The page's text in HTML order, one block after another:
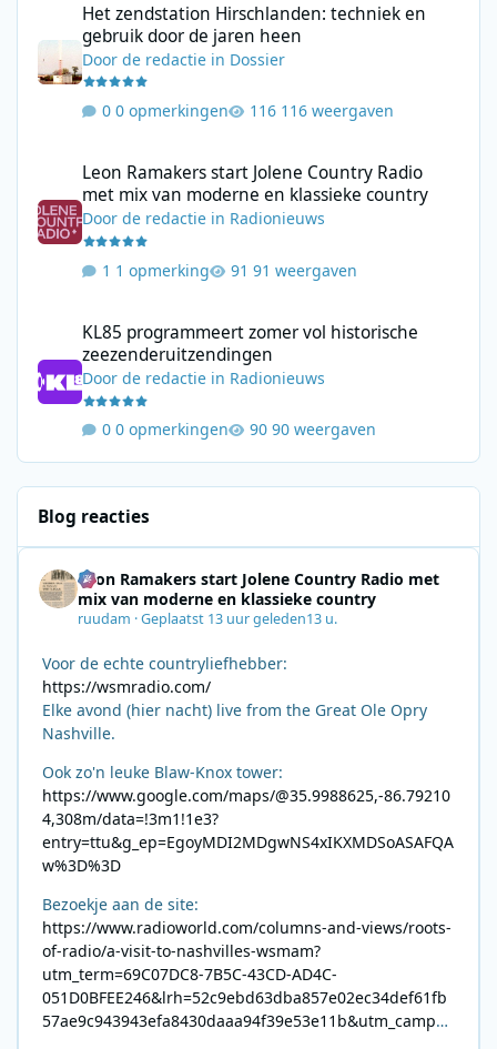
Het zendstation Hirschlanden: techniek en
gebruik door de jaren heen
Doorde redactie in Dossier
0 opmerkingen 116 weergaven
Leon Ramakers start Jolene Country Radio
met mix van moderne en klassieke country
Doorde redactie in Radionieuws
1 opmerking 91 weergaven
KL85 programmeert zomer vol historische
zeezenderuitzendingen
Doorde redactie in Radionieuws
0 opmerkingen 90 weergaven
Blog reacties
Leon Ramakers start Jolene Country Radio met
mix van moderne en klassieke country
ruudam ·Geplaatst 13 uur geleden13 u.
Voor de echte countryliefhebber:
https://wsmradio.com/
Elke avond (hier nacht) live from the Great Ole Opry
Nashville.
Ook zo'n leuke Blaw-Knox tower:
https://www.google.com/maps/@35.9988625,-86.79210
4,308m/data=!3m1!1e3?
entry=ttu&g_ep=EgoyMDI2MDgwNS4xIKXMDSoASAFQA
w%3D%3D
Bezoekje aan de site:
https://www.radioworld.com/columns-and-views/roots-
of-radio/a-visit-to-nashvilles-wsmam?
utm_term=69C07DC8-7B5C-43CD-AD4C-
051D0BFEE246&lrh=52c9ebd63dba857e02ec34def61fb
57ae9c943943efa8430daaa94f39e53e11b&utm_campai